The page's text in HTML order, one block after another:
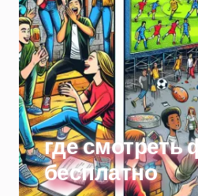
где смотреть
бесплатно